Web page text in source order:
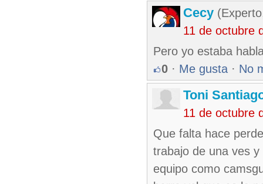
Cecy
11 de octubre
Pero yo estaba
0 · Me gusta · No
Toni
11 de octubre
Que falta hace
trabajo de una ves
equipo como